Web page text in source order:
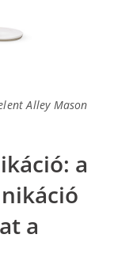
Alley Mason
a
a